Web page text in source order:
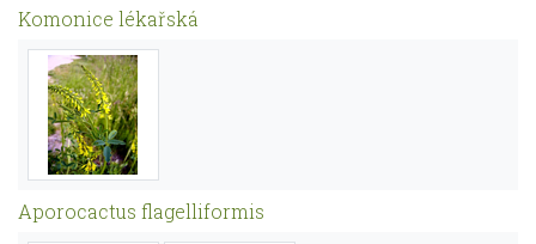
Komonice lékařská
Aporocactus flagelliformis